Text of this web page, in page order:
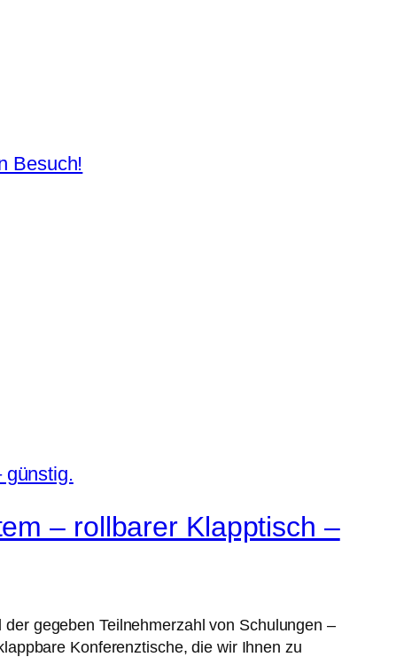
Besuch!
– rollbarer Klapptisch –
gegeben Teilnehmerzahl von Schulungen –
Konferenztische, die wir Ihnen zu